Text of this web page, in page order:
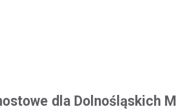
dla Dolnośląskich